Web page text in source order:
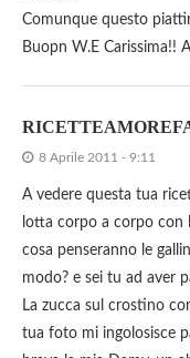
Comunque questo
Buopn W.E Carissima!!
8 Aprile 2011 - 9:11
A vedere questa tua
lotta corpo a corpo con
cosa penseranno le
modo? e sei tu ad aver
La zucca sul crostino
tua foto mi ingolosisce